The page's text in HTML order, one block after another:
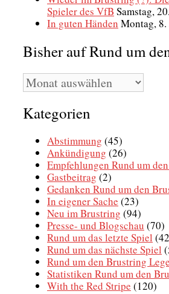
Spieler des VfB Samstag,
In guten Händen Montag,
Bisher auf Rund um
Bisher
auf
um
Brustring
Kategorien
Abstimmung (45)
Ankündigung (26)
Empfehlungen Rund um
Gastbeitrag (2)
Gedanken Rund um den
In eigener Sache (23)
Neu im Brustring (94)
Presse- und Blogschau (70)
Rund um das letzte Spiel
Rund um das nächste Spiel
Rund um den Brustring
Statistiken Rund um den
With the Red Stripe (120)